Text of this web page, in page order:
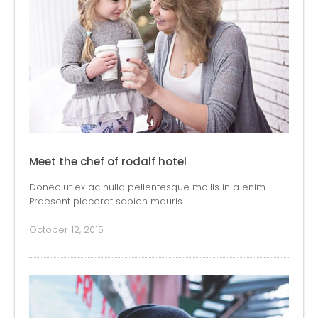
Meet the chef of rodalf hotel
Donec ut ex ac nulla pellentesque mollis in a enim.
Praesent placerat sapien mauris
October 12, 2015